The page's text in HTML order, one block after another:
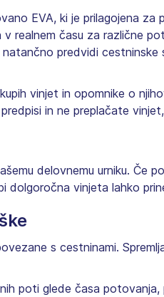
EVA, ki je prilagojena
realnem času za različne
predvidi
vinjet in opomnike o
in ne preplačate
delovnemu urniku. Če
vinjeta lahko
s cestninami.
poti glede časa